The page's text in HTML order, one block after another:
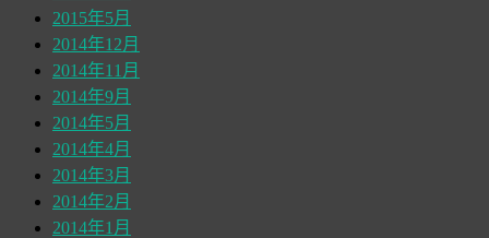
2015年5月
2014年12月
2014年11月
2014年9月
2014年5月
2014年4月
2014年3月
2014年2月
2014年1月